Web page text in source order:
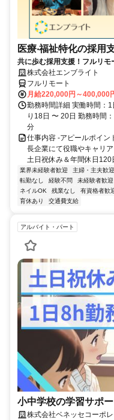
医療‧福祉特化の採用
共に歩む採用支援！フルリモ
株式会社エンブライト
フルリモート
月給220,000円～400,000
勤務時間詳細 実働時間：
り18日 〜 20日 勤務時間
分
仕事内容 -アピールポイン
長企業にて役職やキャリ
土日祝休み＆年間休日120
業界未経験者歓迎 主婦・主夫歓迎
転勤なし
経験不問 未経験者歓迎
ネイルOK
残業なし 有資格者歓
育休あり
交通費支給
アルバイト・パート
小中学校の学習サポ
株式会社ベネッセコーポ